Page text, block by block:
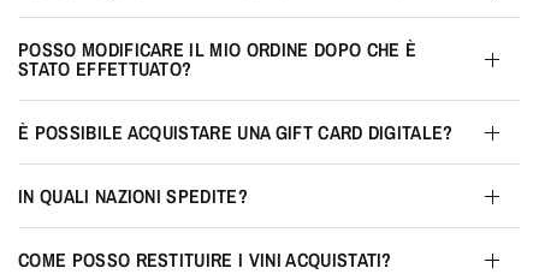
POSSO MODIFICARE IL MIO ORDINE DOPO CHE È
STATO EFFETTUATO?
È POSSIBILE ACQUISTARE UNA GIFT CARD DIGITALE?
IN QUALI NAZIONI SPEDITE?
COME POSSO RESTITUIRE I VINI ACQUISTATI?